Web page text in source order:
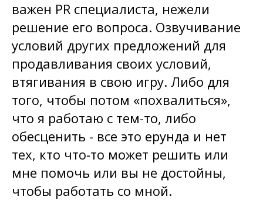
важен PR специалиста, нежели
решение его вопроса. Озвучивание
условий других предложений для
продавливания своих условий,
втягивания в свою игру. Либо для
того, чтобы потом «похвалиться»,
что я работаю с тем-то, либо
обесценить - все это ерунда и нет
тех, кто что-то может решить или
мне помочь или вы не достойны,
чтобы работать со мной.